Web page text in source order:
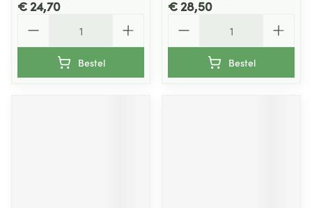
€ 24,70
Bestel
€ 28,50
Bestel